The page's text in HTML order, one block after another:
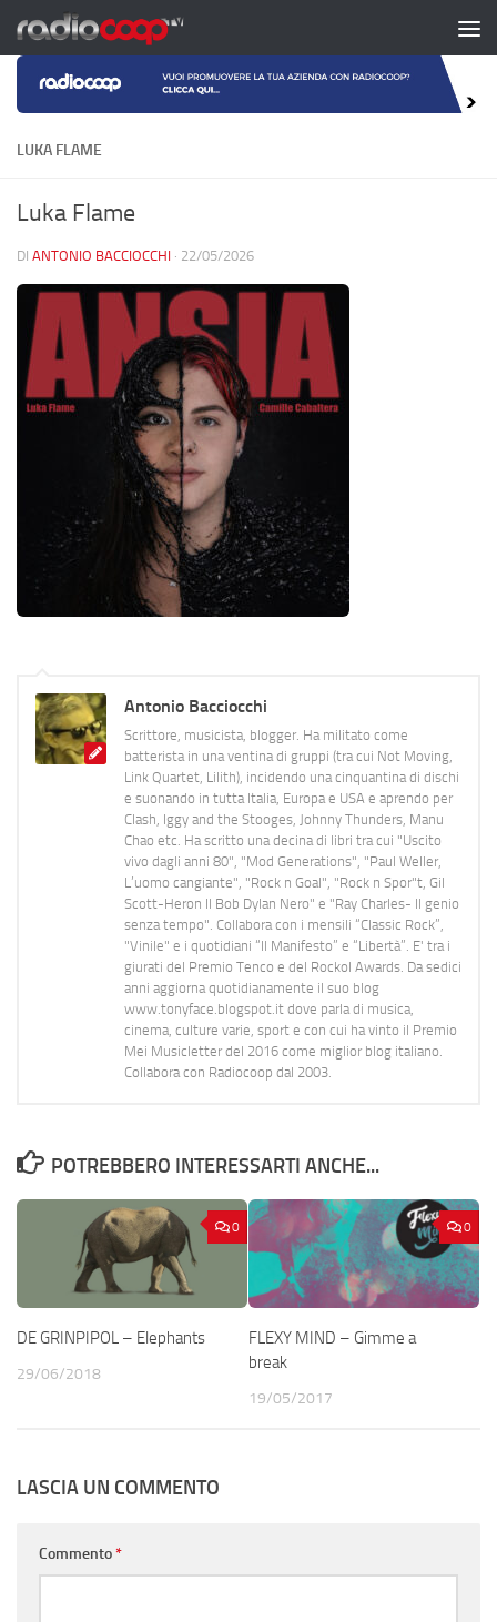
Salta al contenuto
LUKA FLAME
Luka Flame
DI ANTONIO BACCIOCCHI · 22/05/2026
Antonio Bacciocchi
Scrittore, musicista, blogger. Ha militato come
batterista in una ventina di gruppi (tra cui Not Moving,
Link Quartet, Lilith), incidendo una cinquantina di dischi
e suonando in tutta Italia, Europa e USA e aprendo per
Clash, Iggy and the Stooges, Johnny Thunders, Manu
Chao etc. Ha scritto una decina di libri tra cui "Uscito
vivo dagli anni 80", "Mod Generations", "Paul Weller,
L’uomo cangiante", "Rock n Goal", "Rock n Spor"t, Gil
Scott-Heron Il Bob Dylan Nero" e "Ray Charles- Il genio
senza tempo". Collabora con i mensili “Classic Rock”,
"Vinile" e i quotidiani “Il Manifesto” e “Libertà”. E' tra i
giurati del Premio Tenco e del Rockol Awards. Da sedici
anni aggiorna quotidianamente il suo blog
www.tonyface.blogspot.it dove parla di musica,
cinema, culture varie, sport e con cui ha vinto il Premio
Mei Musicletter del 2016 come miglior blog italiano.
Collabora con Radiocoop dal 2003.
POTREBBERO INTERESSARTI ANCHE...
0
DE GRINPIPOL – Elephants
29/06/2018
0
FLEXY MIND – Gimme a
break
19/05/2017
LASCIA UN COMMENTO
Commento*